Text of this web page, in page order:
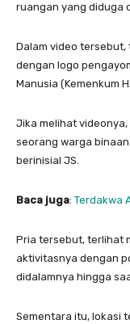
ruangan yang diduga
Dalam video
dengan logo
Manusia (Kemenkum
Jika melihat
seorang warga
berinisial JS.
Baca juga: Terdakwa
Pria tersebut, terlihat
aktivitasnya dengan
didalamnya hingga
Sementara itu, lokasi